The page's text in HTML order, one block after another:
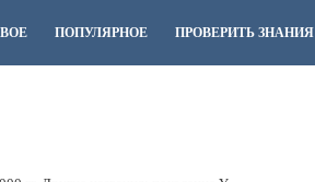
ПОПУЛЯРНОЕ ПРОВЕРИТЬ ЗНАНИЯ